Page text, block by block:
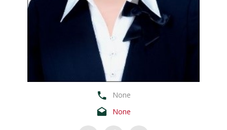
None
None